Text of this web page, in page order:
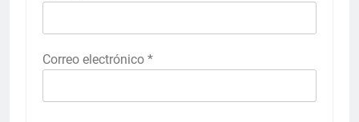
Correo electrónico *